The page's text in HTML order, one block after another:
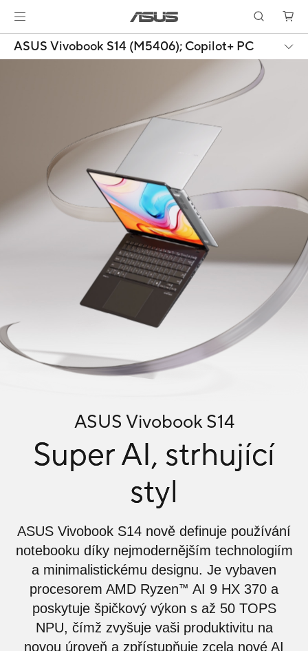
ASUS Vivobook S14 (M5406); Copilot+ PC
ASUS Vivobook S14
Super AI, strhující
styl
ASUS Vivobook S14 nově definuje používání
notebooku díky nejmodernějším technologiím
a minimalistickému designu. Je vybaven
procesorem AMD Ryzen™ AI 9 HX 370 a
poskytuje špičkový výkon s až 50 TOPS
NPU, čímž zvyšuje vaši produktivitu na
novou úroveň a zpřístupňuje zcela nové AI